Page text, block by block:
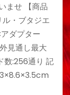
ませ 【商品
・ブタジエ
ダプター
見通し最大
数:256通り 記